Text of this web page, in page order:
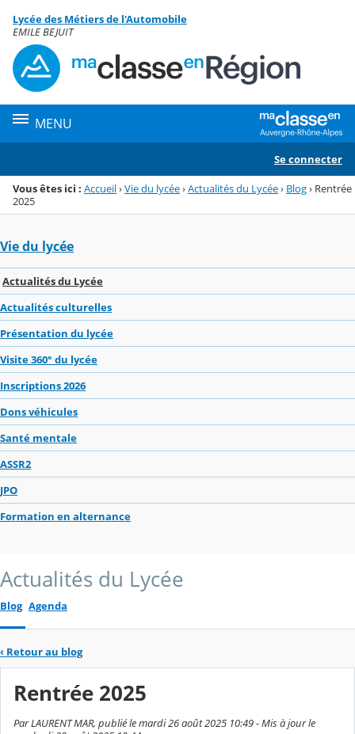
Menu de la rubrique
Contenu
Lycée des Métiers de l'Automobile
EMILE BEJUIT
MENU
Se connecter
Vous êtes ici : Accueil›Vie du lycée›Actualités du Lycée› Blog› Rentrée
2025
Vie du lycée
Actualités du Lycée
Actualités culturelles
Présentation du lycée
Visite 360° du lycée
Inscriptions 2026
Dons véhicules
Santé mentale
ASSR2
JPO
Formation en alternance
Actualités du Lycée
Blog Agenda
‹ Retour au blog
Rentrée 2025
Par LAURENT MAR, publié le mardi 26 août 2025 10:49 - Mis à jour le